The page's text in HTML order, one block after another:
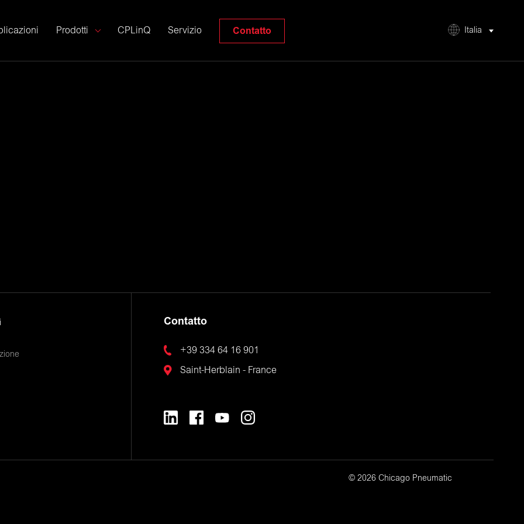
Prodotti CPLinQ Servizio Contatto Italia
Contatto
+39 334 64 16 901
Saint-Herblain - France
© 2026 Chicago Pneumatic